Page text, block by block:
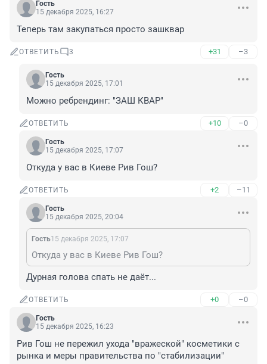
Гость
15 декабря 2025, 16:27
Теперь там закупаться просто зашквар
ОТВЕТИТЬ 3 +31 –3
Гость
15 декабря 2025, 17:01
Можно ребрендинг: "ЗАШ КВАР"
ОТВЕТИТЬ +10 –0
Гость
15 декабря 2025, 17:07
Откуда у вас в Киеве Рив Гош?
ОТВЕТИТЬ +2 –11
Гость
15 декабря 2025, 20:04
Гость15 декабря 2025, 17:07
Откуда у вас в Киеве Рив Гош?
Дурная голова спать не даёт...
ОТВЕТИТЬ +0 –0
Гость
15 декабря 2025, 16:23
Рив Гош не пережил ухода "вражеской" косметики с
рынка и меры правительства по "стабилизации"